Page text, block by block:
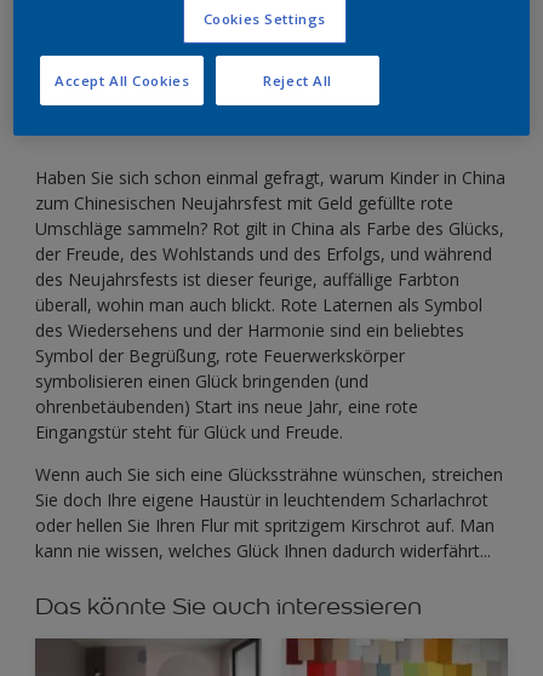
Glück und Erfolg bringen.
Haben Sie sich schon einmal gefragt, warum Kinder in China
zum Chinesischen Neujahrsfest mit Geld gefüllte rote
Umschläge sammeln? Rot gilt in China als Farbe des Glücks,
der Freude, des Wohlstands und des Erfolgs, und während
des Neujahrsfests ist dieser feurige, auffällige Farbton
überall, wohin man auch blickt. Rote Laternen als Symbol
des Wiedersehens und der Harmonie sind ein beliebtes
Symbol der Begrüßung, rote Feuerwerkskörper
symbolisieren einen Glück bringenden (und
ohrenbetäubenden) Start ins neue Jahr, eine rote
Eingangstür steht für Glück und Freude.
Wenn auch Sie sich eine Glückssträhne wünschen, streichen
Sie doch Ihre eigene Haustür in leuchtendem Scharlachrot
oder hellen Sie Ihren Flur mit spritzigem Kirschrot auf. Man
kann nie wissen, welches Glück Ihnen dadurch widerfährt...
Das könnte Sie auch interessieren
Cookies Settings
Reject All
Accept All Cookies